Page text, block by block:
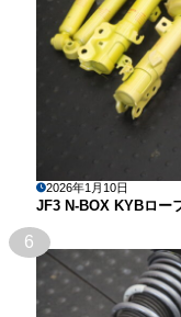
2026年1月10日
JF3 N-BOX KYBロー
6